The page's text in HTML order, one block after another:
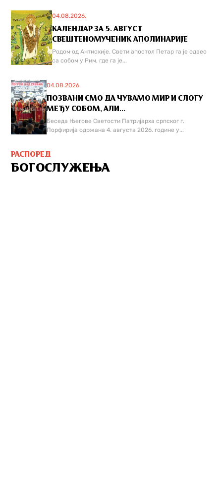
04.08.2026.
КАЛЕНДАР ЗА 5. АВГУСТ
СВЕШТЕНОМУЧЕНИК АПОЛИНАРИЈЕ
Родом од Антиохије. Свети апостол Петар га је одвео
са собом у Рим, где га је...
04.08.2026.
ПОЗВАНИ СМО ДА ЧУВАМО МИР И СЛОГУ
МЕЂУ СОБОМ, АЛИ...
Беседа Његове Светости Патријарха српског г.
Порфирија одржана 4. августа 2026. године у...
РАСПОРЕД
БОГОСЛУЖЕЊА